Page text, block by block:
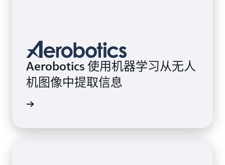
Aerobotics 使用机器学习从无人
机图像中提取信息